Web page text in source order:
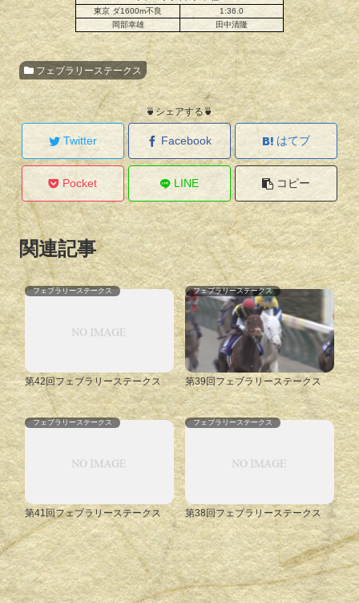
東京 ダ1600m不良
1:36.0
岡部幸雄
田中清隆
フェブラリーステークス
🍵シェアする🍵
Twitter Facebook はてブ
Pocket LINE コピー
関連記事
フェブラリーステークス
第42回フェブラリーステークス
フェブラリーステークス
第39回フェブラリーステークス
フェブラリーステークス
第41回フェブラリーステークス
フェブラリーステークス
第38回フェブラリーステークス